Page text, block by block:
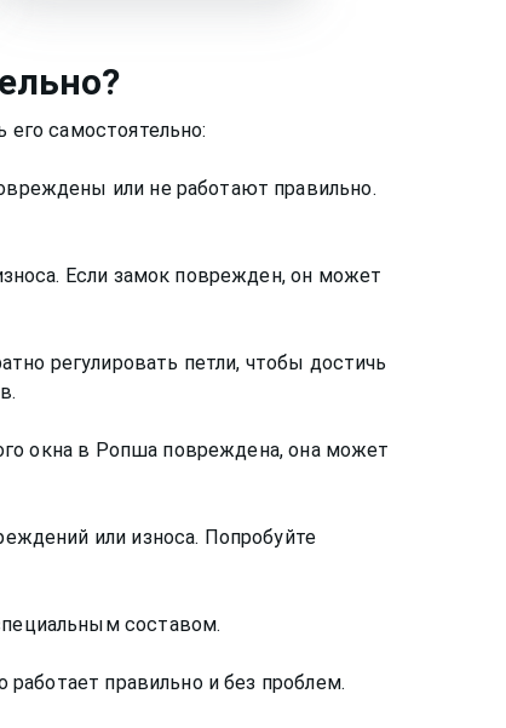
самостоятельно:
или не работают правильно.
Если замок поврежден, он может
регулировать петли, чтобы достичь
окна в Ропша повреждена, она может
или износа. Попробуйте
составом.
правильно и без проблем.